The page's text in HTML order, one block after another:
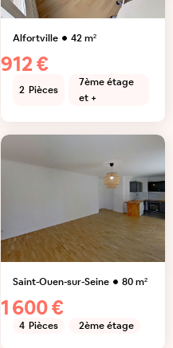
Alfortville 42m²
912 €
2 Pièces
7ème étage
et +
Saint-Ouen-sur-Seine 80m²
1 600 €
4 Pièces 2ème étage